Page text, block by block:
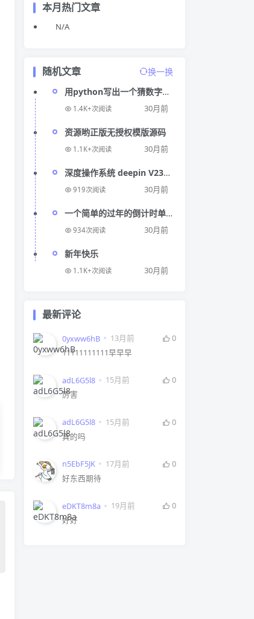
本月热门文章
N/A
随机文章
换一换
用python写出一个猜数字游
戏 1.4K+次阅读 30月前
资源哟正版无授权模版源码
1.1K+次阅读 30月前
深度操作系统 deepin V23
Beta3 正式版
919次阅读 30月前
一个简单的过年的倒计时单
页html源码
934次阅读 30月前
新年快乐
1.1K+次阅读 30月前
最新评论
0yxww6hB 13月前
0
11111111111早早早
adL6G5l8 15月前
0
厉害
adL6G5l8 15月前
0
真的吗
n5EbF5JK 17月前
0
好东西期待
eDKT8m8a 19月前
0
好好